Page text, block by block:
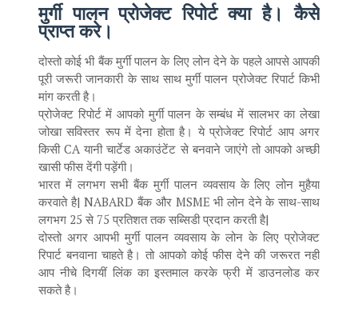
मुर्गी पालन प्रोजेक्ट रिपोर्ट क्या है। कैसे
प्राप्त करे।
दोस्तो कोई भी बैंक मुर्गी पालन के लिए लोन देने के पहले आपसे आपकी
पूरी जरूरी जानकारी के साथ साथ मुर्गी पालन प्रोजेक्ट रिपार्ट किभी
मांग करती है।
प्रोजेक्ट रिपोर्ट में आपको मुर्गी पालन के सम्बंध में सालभर का लेखा
जोखा सविस्तर रूप में देना होता है। ये प्रोजेक्ट रिपोर्ट आप अगर
किसी CA यानी चार्टेड अकाउंटेंट से बनवाने जाएंगे तो आपको अच्छी
खासी फीस देंगी पड़ेंगी।
भारत में लगभग सभी बैंक मुर्गी पालन व्यवसाय के लिए लोन मुहैया
करवाते है| NABARD बैंक और MSME भी लोन देने के साथ-साथ
लगभग 25 से 75 प्रतिशत तक सब्सिडी प्रदान करती है|
दोस्तो अगर आपभी मुर्गी पालन व्यवसाय के लोन के लिए प्रोजेक्ट
रिपार्ट बनवाना चाहते है। तो आपको कोई फीस देने की जरूरत नही
आप नीचे दिगयीं लिंक का इस्तमाल करके फ्री में डाउनलोड कर
सकते है।